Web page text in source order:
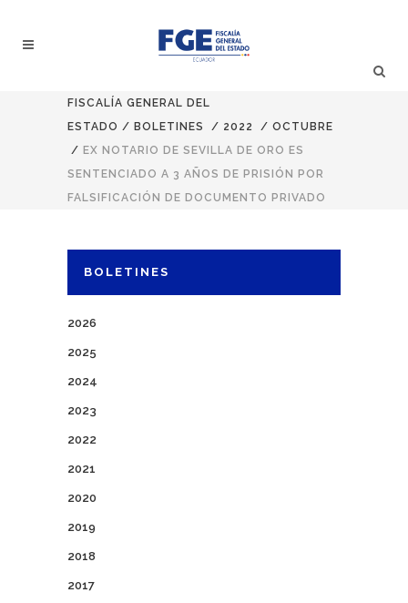
FISCALÍA GENERAL DEL
ESTADO / BOLETINES / 2022 / OCTUBRE
/ EX NOTARIO DE SEVILLA DE ORO ES
SENTENCIADO A 3 AÑOS DE PRISIÓN POR
FALSIFICACIÓN DE DOCUMENTO PRIVADO
BOLETINES
2026
2025
2024
2023
2022
2021
2020
2019
2018
2017